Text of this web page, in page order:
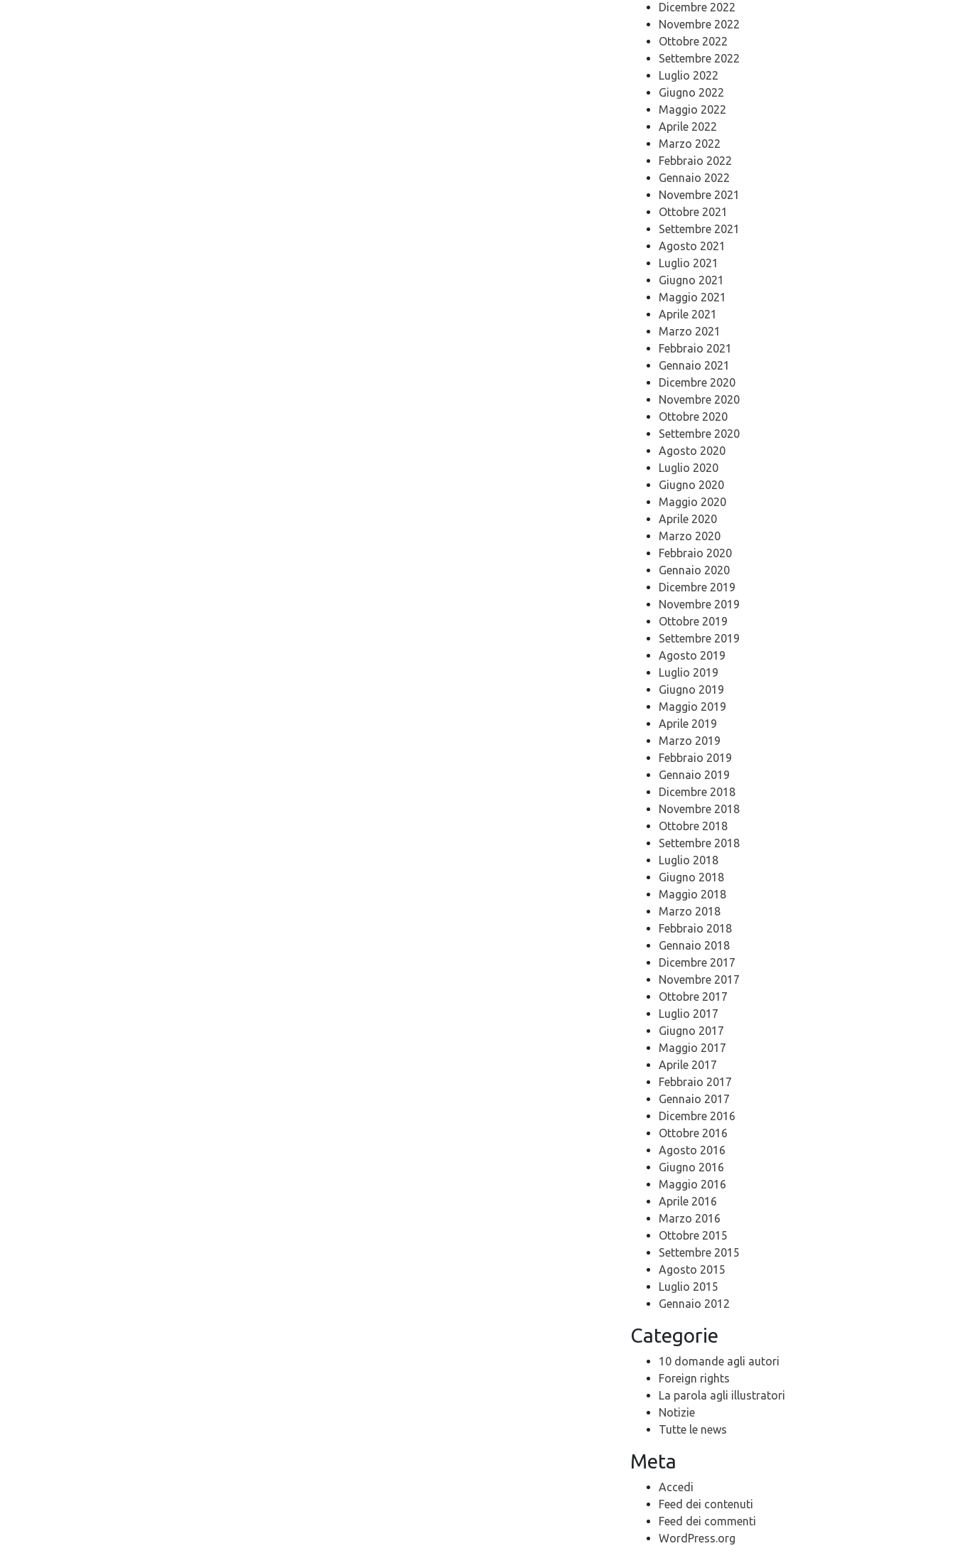
Dicembre 2022
Novembre 2022
Ottobre 2022
Settembre 2022
Luglio 2022
Giugno 2022
Maggio 2022
Aprile 2022
Marzo 2022
Febbraio 2022
Gennaio 2022
Novembre 2021
Ottobre 2021
Settembre 2021
Agosto 2021
Luglio 2021
Giugno 2021
Maggio 2021
Aprile 2021
Marzo 2021
Febbraio 2021
Gennaio 2021
Dicembre 2020
Novembre 2020
Ottobre 2020
Settembre 2020
Agosto 2020
Luglio 2020
Giugno 2020
Maggio 2020
Aprile 2020
Marzo 2020
Febbraio 2020
Gennaio 2020
Dicembre 2019
Novembre 2019
Ottobre 2019
Settembre 2019
Agosto 2019
Luglio 2019
Giugno 2019
Maggio 2019
Aprile 2019
Marzo 2019
Febbraio 2019
Gennaio 2019
Dicembre 2018
Novembre 2018
Ottobre 2018
Settembre 2018
Luglio 2018
Giugno 2018
Maggio 2018
Marzo 2018
Febbraio 2018
Gennaio 2018
Dicembre 2017
Novembre 2017
Ottobre 2017
Luglio 2017
Giugno 2017
Maggio 2017
Aprile 2017
Febbraio 2017
Gennaio 2017
Dicembre 2016
Ottobre 2016
Agosto 2016
Giugno 2016
Maggio 2016
Aprile 2016
Marzo 2016
Ottobre 2015
Settembre 2015
Agosto 2015
Luglio 2015
Gennaio 2012
Categorie
10 domande agli autori
Foreign rights
La parola agli illustratori
Notizie
Tutte le news
Meta
Accedi
Feed dei contenuti
Feed dei commenti
WordPress.org